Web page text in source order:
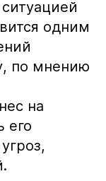
одним
по мнению
на
его